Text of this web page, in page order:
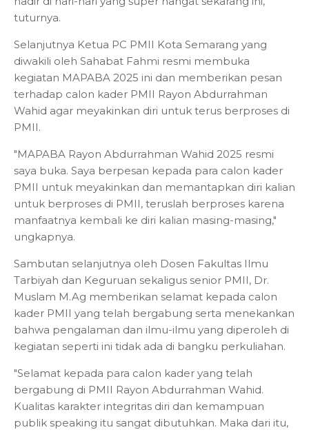
tuturnya.
Selanjutnya Ketua PC PMII Kota Semarang yang
diwakili oleh Sahabat Fahmi resmi membuka
kegiatan MAPABA 2025 ini dan memberikan pesan
terhadap calon kader PMII Rayon Abdurrahman
Wahid agar meyakinkan diri untuk terus berproses di
PMII.
"MAPABA Rayon Abdurrahman Wahid 2025 resmi
saya buka. Saya berpesan kepada para calon kader
PMII untuk meyakinkan dan memantapkan diri kalian
untuk berproses di PMII, teruslah berproses karena
manfaatnya kembali ke diri kalian masing-masing,"
ungkapnya.
Sambutan selanjutnya oleh Dosen Fakultas Ilmu
Tarbiyah dan Keguruan sekaligus senior PMII, Dr.
Muslam M.Ag memberikan selamat kepada calon
kader PMII yang telah bergabung serta menekankan
bahwa pengalaman dan ilmu-ilmu yang diperoleh di
kegiatan seperti ini tidak ada di bangku perkuliahan.
"Selamat kepada para calon kader yang telah
bergabung di PMII Rayon Abdurrahman Wahid.
Kualitas karakter integritas diri dan kemampuan
publik speaking itu sangat dibutuhkan. Maka dari itu,